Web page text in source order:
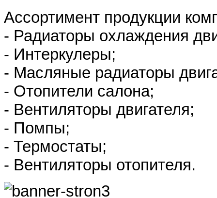
Ассортимент продукции
- Радиаторы охлаждения
- Интеркулеры;
- Масляные радиаторы
- Отопители салона;
- Вентиляторы двигателя;
- Помпы;
- Термостаты;
- Вентиляторы отопителя.